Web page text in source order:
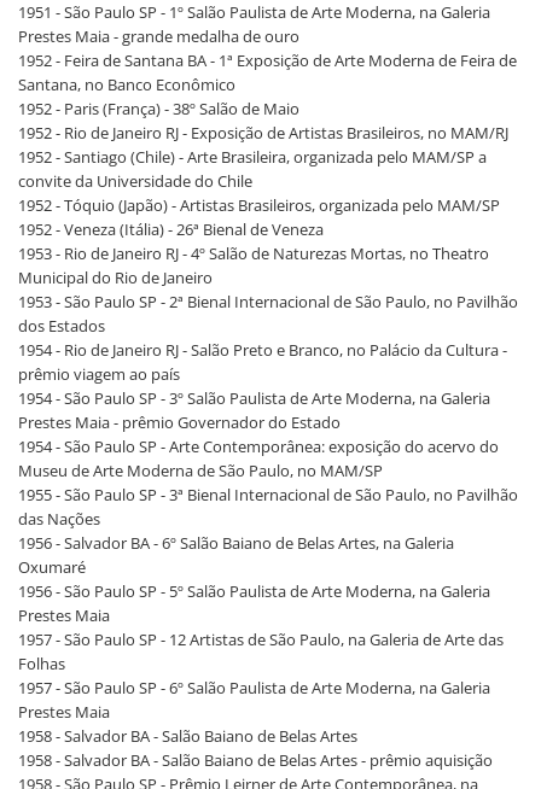
1951 - São Paulo SP - 1º Salão Paulista de Arte Moderna, na Galeria
Prestes Maia - grande medalha de ouro
1952 - Feira de Santana BA - 1ª Exposição de Arte Moderna de Feira de
Santana, no Banco Econômico
1952 - Paris (França) - 38º Salão de Maio
1952 - Rio de Janeiro RJ - Exposição de Artistas Brasileiros, no MAM/RJ
1952 - Santiago (Chile) - Arte Brasileira, organizada pelo MAM/SP a
convite da Universidade do Chile
1952 - Tóquio (Japão) - Artistas Brasileiros, organizada pelo MAM/SP
1952 - Veneza (Itália) - 26ª Bienal de Veneza
1953 - Rio de Janeiro RJ - 4º Salão de Naturezas Mortas, no Theatro
Municipal do Rio de Janeiro
1953 - São Paulo SP - 2ª Bienal Internacional de São Paulo, no Pavilhão
dos Estados
1954 - Rio de Janeiro RJ - Salão Preto e Branco, no Palácio da Cultura -
prêmio viagem ao país
1954 - São Paulo SP - 3º Salão Paulista de Arte Moderna, na Galeria
Prestes Maia - prêmio Governador do Estado
1954 - São Paulo SP - Arte Contemporânea: exposição do acervo do
Museu de Arte Moderna de São Paulo, no MAM/SP
1955 - São Paulo SP - 3ª Bienal Internacional de São Paulo, no Pavilhão
das Nações
1956 - Salvador BA - 6º Salão Baiano de Belas Artes, na Galeria
Oxumaré
1956 - São Paulo SP - 5º Salão Paulista de Arte Moderna, na Galeria
Prestes Maia
1957 - São Paulo SP - 12 Artistas de São Paulo, na Galeria de Arte das
Folhas
1957 - São Paulo SP - 6º Salão Paulista de Arte Moderna, na Galeria
Prestes Maia
1958 - Salvador BA - Salão Baiano de Belas Artes
1958 - Salvador BA - Salão Baiano de Belas Artes - prêmio aquisição
1958 - São Paulo SP - Prêmio Leirner de Arte Contemporânea, na